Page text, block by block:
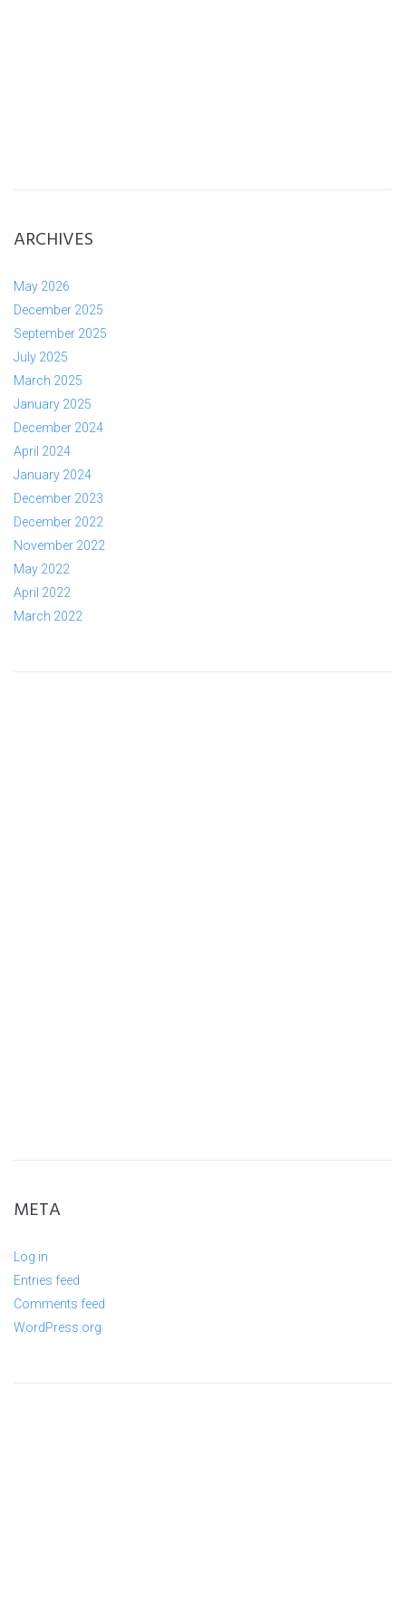
ARCHIVES
May 2026
December 2025
September 2025
July 2025
March 2025
January 2025
December 2024
April 2024
January 2024
December 2023
December 2022
November 2022
May 2022
April 2022
March 2022
META
Log in
Entries feed
Comments feed
WordPress.org